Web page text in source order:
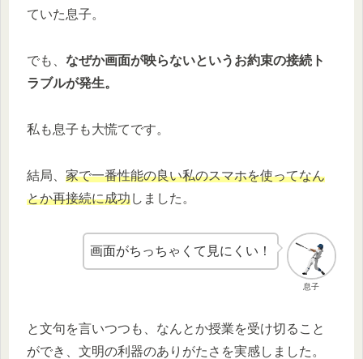
ていた息子。
でも、 なぜか画面が映らないというお約束の接続ト
ラブルが発生。
私も息子も大慌てです。
結局、 家で一番性能の良い私のスマホを使ってなん
とか再接続に成功しました。
息子
画面がちっちゃくて見にくい！
と文句を言いつつも、なんとか授業を受け切ること
ができ、文明の利器のありがたさを実感しました。